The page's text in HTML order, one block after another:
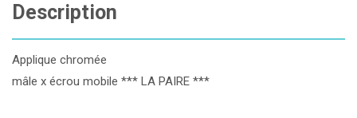
Description
Applique chromée
mâle x écrou mobile *** LA PAIRE ***